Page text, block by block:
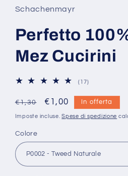
Schachenmayr
Perfetto
Mez Cucirini
(17)17
totali
Prezzo
di
€1,30
Prezzo
scontato
€1,00 In offerta
Imposte incluse.Spese di spedizione
Colore